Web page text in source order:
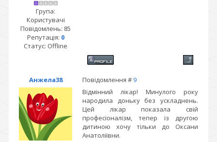
Група:
Користувачі
Повідомлень: 85
Репутація: 0
Статус: Offline
Анжела38 Повідомлення # 9
Відмінний лікар! Минулого року
народила доньку без ускладнень.
Цей лікар показала свій
професіоналізм, тепер із другою
дитиною хочу тільки до Оксани
Анатоліївни.